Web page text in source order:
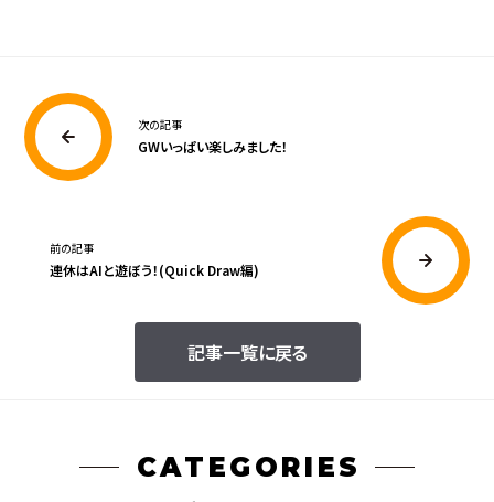
次の記事
GWいっぱい楽しみました！
記事一覧に戻る
前の記事
連休はAIと遊ぼう！(Quick Draw編)
CATEGORIES